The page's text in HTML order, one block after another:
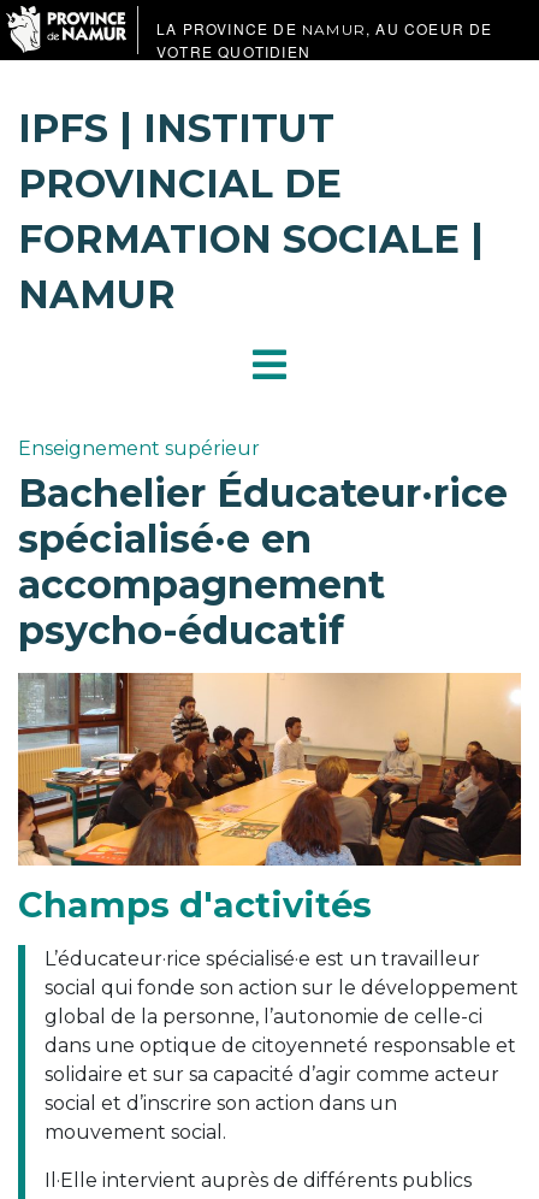
LA PROVINCE DE NAMUR , AU COEUR DE
VOTRE QUOTIDIEN
IPFS | INSTITUT
PROVINCIAL DE
FORMATION SOCIALE |
NAMUR
Enseignement supérieur
Bachelier Éducateur·rice
spécialisé·e en
accompagnement
psycho-éducatif
Champs d'activités
L’éducateur·rice spécialisé·e est un travailleur
social qui fonde son action sur le développement
global de la personne, l’autonomie de celle-ci
dans une optique de citoyenneté responsable et
solidaire et sur sa capacité d’agir comme acteur
social et d’inscrire son action dans un
mouvement social.
Il·Elle intervient auprès de différents publics